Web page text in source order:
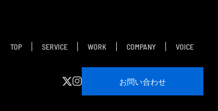
TOP SERVICE WORK COMPANY VOICE
お問い合わせ